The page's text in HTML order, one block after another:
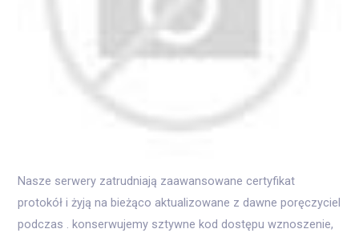
Nasze serwery zatrudniają zaawansowane certyfikat
protokół i żyją na bieżąco aktualizowane z dawne poręczyciel
podczas . konserwujemy sztywne kod dostępu wznoszenie,